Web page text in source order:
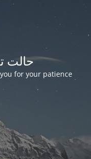
حالت
for your patience!